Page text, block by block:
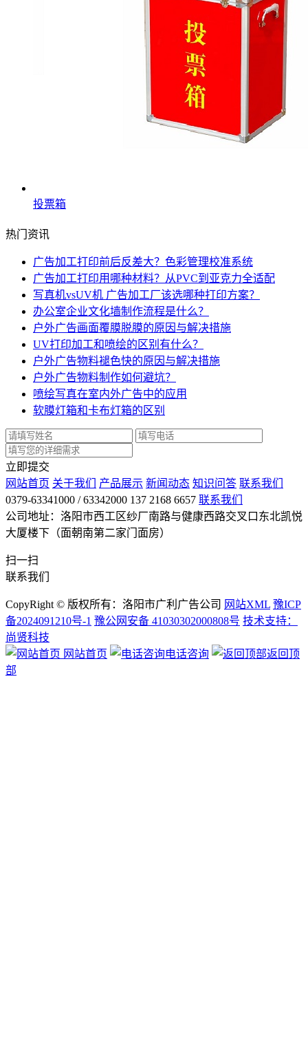
投票箱
热门资讯
广告加工打印前后反差大？色彩管理校准系统
广告加工打印用哪种材料？从PVC到亚克力全适配
写真机vsUV机 广告加工厂该选哪种打印方案？
办公室企业文化墙制作流程是什么？
户外广告画面覆膜脱膜的原因与解决措施
UV打印加工和喷绘的区别有什么？
户外广告物料褪色快的原因与解决措施
户外广告物料制作如何避坑？
喷绘写真在室内外广告中的应用
软膜灯箱和卡布灯箱的区别
立即提交
网站首页 关于我们 产品展示 新闻动态 知识问答 联系我们
0379-63341000 / 63342000 137 2168 6657 联系我们
公司地址：洛阳市西工区纱厂南路与健康西路交叉口东北凯悦
大厦楼下（面朝南第二家门面房）
扫一扫
联系我们
CopyRight © 版权所有：洛阳市广利广告公司 网站XML 豫ICP
备2024091210号-1 豫公网安备 41030302000808号 技术支持：
尚贤科技
网站首页
电话咨询
返回顶
部